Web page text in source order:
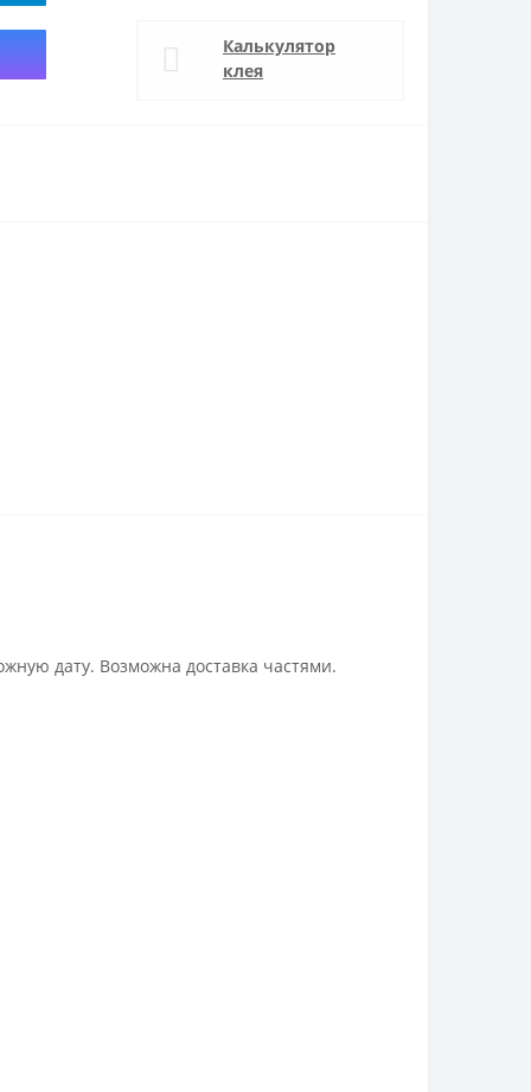
Калькулятор
клея
дату. Возможна доставка частями.